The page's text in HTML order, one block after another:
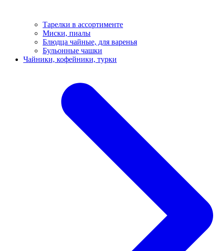
Тарелки в ассортименте
Миски, пиалы
Блюдца чайные, для варенья
Бульонные чашки
Чайники, кофейники, турки